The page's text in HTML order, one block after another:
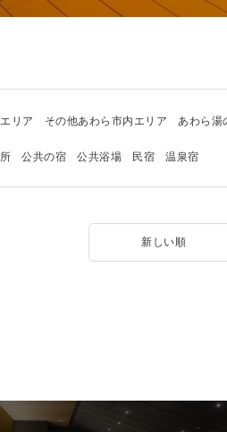
リア その他あわら市内エリア あわら湯
公共の宿 公共浴場 民宿 温泉宿
新しい順